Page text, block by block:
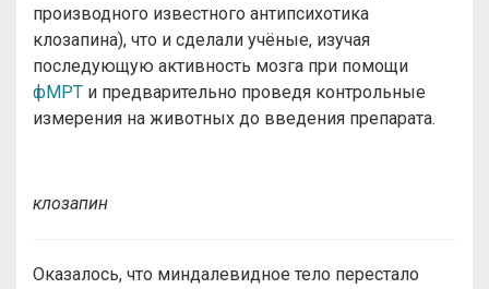
производного известного антипсихотика
клозапина), что и сделали учёные, изучая
последующую активность мозга при помощи
фМРТ и предварительно проведя контрольные
измерения на животных до введения препарата.
клозапин
Оказалось, что миндалевидное тело перестало